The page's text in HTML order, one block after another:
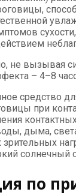
сухости,
не вызывая
– 4–8
средство
при
дыма,
солнечный
по